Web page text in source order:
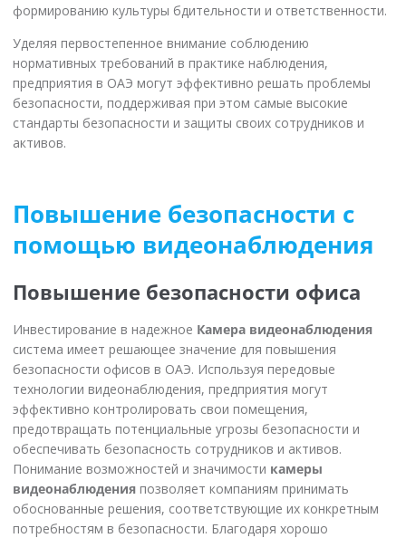
формированию культуры бдительности и ответственности.
Уделяя первостепенное внимание соблюдению
нормативных требований в практике наблюдения,
предприятия в ОАЭ могут эффективно решать проблемы
безопасности, поддерживая при этом самые высокие
стандарты безопасности и защиты своих сотрудников и
активов.
Повышение безопасности с
помощью видеонаблюдения
Повышение безопасности офиса
Инвестирование в надежное Камера видеонаблюдения
система имеет решающее значение для повышения
безопасности офисов в ОАЭ. Используя передовые
технологии видеонаблюдения, предприятия могут
эффективно контролировать свои помещения,
предотвращать потенциальные угрозы безопасности и
обеспечивать безопасность сотрудников и активов.
Понимание возможностей и значимости камеры
видеонаблюдения позволяет компаниям принимать
обоснованные решения, соответствующие их конкретным
потребностям в безопасности. Благодаря хорошо